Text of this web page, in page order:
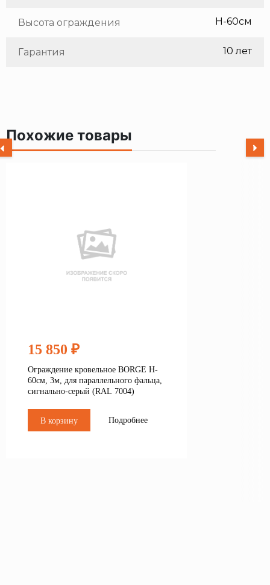
Высота ограждения H-60см
Гарантия 10 лет
Похожие товары
15 850 ₽
Ограждение кровельное BORGE H-
60см, 3м, для параллельного фальца,
сигнально-серый (RAL 7004)
В корзину Подробнее